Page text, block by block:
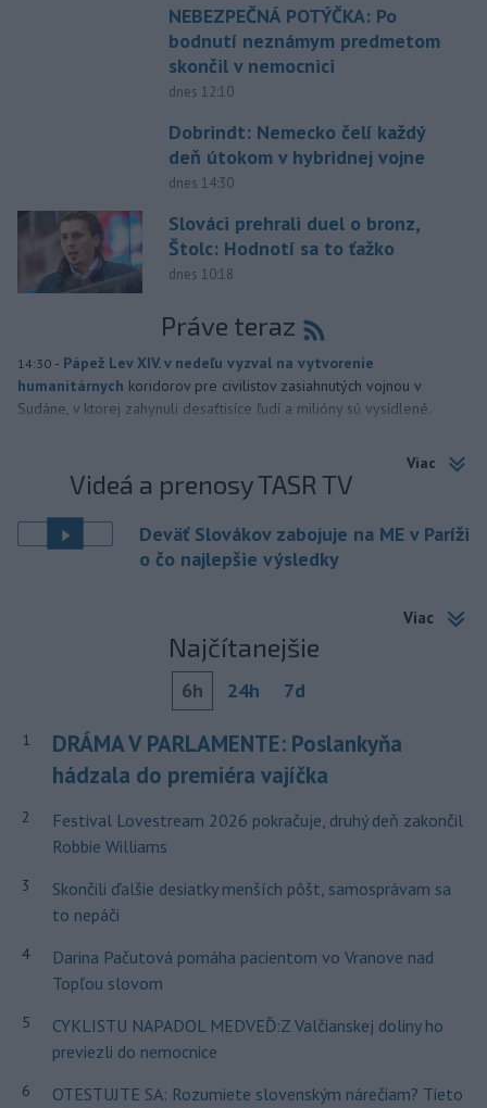
NEBEZPEČNÁ POTÝČKA: Po
bodnutí neznámym predmetom
skončil v nemocnici
dnes 12:10
Dobrindt: Nemecko čelí každý
deň útokom v hybridnej vojne
dnes 14:30
Slováci prehrali duel o bronz,
Štolc: Hodnotí sa to ťažko
dnes 10:18
Práve teraz
14:30 - Pápež Lev XIV. v nedeľu vyzval na vytvorenie
humanitárnych koridorov pre civilistov zasiahnutých vojnou v
Sudáne, v ktorej zahynuli desaťtisíce ľudí a milióny sú vysídlené.
Viac
Videá a prenosy TASR TV
Deväť Slovákov zabojuje na ME v Paríži
o čo najlepšie výsledky
Viac
Najčítanejšie
6h 24h 7d
1
DRÁMA V PARLAMENTE: Poslankyňa
hádzala do premiéra vajíčka
2
Festival Lovestream 2026 pokračuje, druhý deň zakončil
Robbie Williams
3
Skončili ďalšie desiatky menších pôšt, samosprávam sa
to nepáči
4
Darina Pačutová pomáha pacientom vo Vranove nad
Topľou slovom
5
CYKLISTU NAPADOL MEDVEĎ:Z Valčianskej doliny ho
previezli do nemocnice
6
OTESTUJTE SA: Rozumiete slovenským nárečiam? Tieto